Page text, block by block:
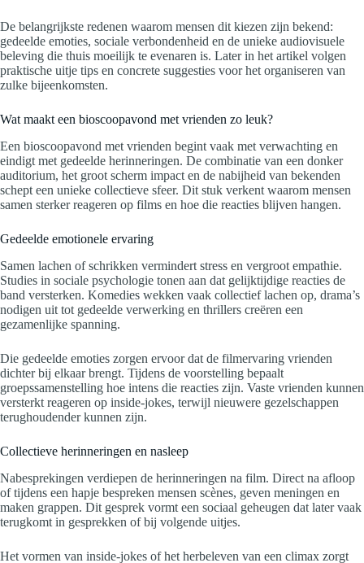
De belangrijkste redenen waarom mensen dit kiezen zijn bekend:
gedeelde emoties, sociale verbondenheid en de unieke audiovisuele
beleving die thuis moeilijk te evenaren is. Later in het artikel volgen
praktische uitje tips en concrete suggesties voor het organiseren van
zulke bijeenkomsten.
Wat maakt een bioscoopavond met vrienden zo leuk?
Een bioscoopavond met vrienden begint vaak met verwachting en
eindigt met gedeelde herinneringen. De combinatie van een donker
auditorium, het groot scherm impact en de nabijheid van bekenden
schept een unieke collectieve sfeer. Dit stuk verkent waarom mensen
samen sterker reageren op films en hoe die reacties blijven hangen.
Gedeelde emotionele ervaring
Samen lachen of schrikken vermindert stress en vergroot empathie.
Studies in sociale psychologie tonen aan dat gelijktijdige reacties de
band versterken. Komedies wekken vaak collectief lachen op, drama’s
nodigen uit tot gedeelde verwerking en thrillers creëren een
gezamenlijke spanning.
Die gedeelde emoties zorgen ervoor dat de filmervaring vrienden
dichter bij elkaar brengt. Tijdens de voorstelling bepaalt
groepssamenstelling hoe intens die reacties zijn. Vaste vrienden kunnen
versterkt reageren op inside-jokes, terwijl nieuwere gezelschappen
terughoudender kunnen zijn.
Collectieve herinneringen en nasleep
Nabesprekingen verdiepen de herinneringen na film. Direct na afloop
of tijdens een hapje bespreken mensen scènes, geven meningen en
maken grappen. Dit gesprek vormt een sociaal geheugen dat later vaak
terugkomt in gesprekken of bij volgende uitjes.
Het vormen van inside-jokes of het herbeleven van een climax zorgt